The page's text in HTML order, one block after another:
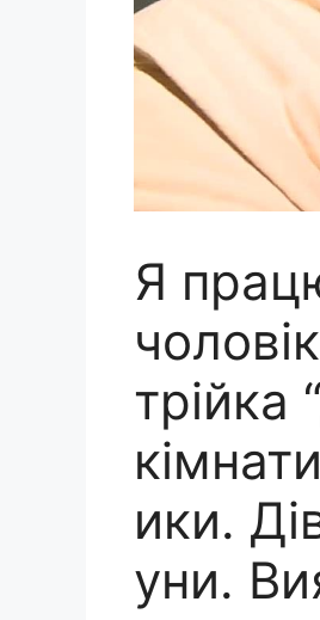
Я
трійка
ики.
уни.